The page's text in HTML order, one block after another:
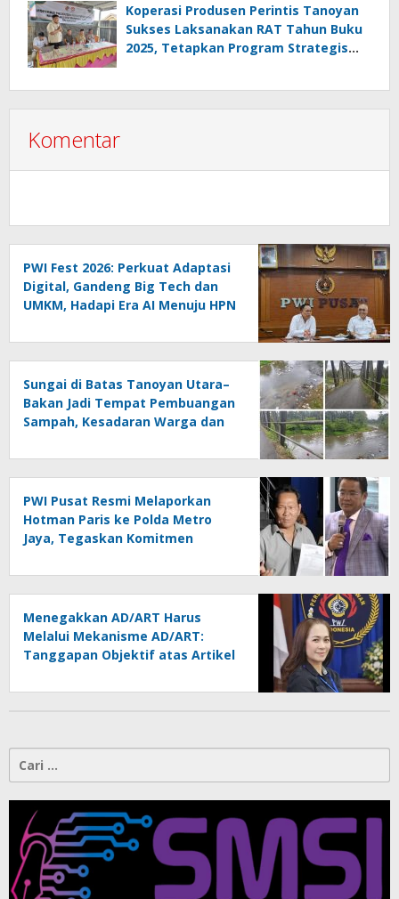
Melanggar Aturan”
Koperasi Produsen Perintis Tanoyan
Sukses Laksanakan RAT Tahun Buku
2025, Tetapkan Program Strategis
Komentar
PWI Fest 2026: Perkuat Adaptasi
Digital, Gandeng Big Tech dan
UMKM, Hadapi Era AI Menuju HPN
Sungai di Batas Tanoyan Utara–
Bakan Jadi Tempat Pembuangan
Sampah, Kesadaran Warga dan
Dipertanyakan
PWI Pusat Resmi Melaporkan
Hotman Paris ke Polda Metro
Jaya, Tegaskan Komitmen
Menegakkan AD/ART Harus
Melalui Mekanisme AD/ART:
Tanggapan Objektif atas Artikel
Konspirasi Melanggar Aturan”
Cari